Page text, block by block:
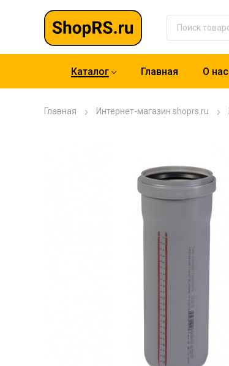
Каталог Главная О нас
Главная Интернет-магазин shoprs.ru